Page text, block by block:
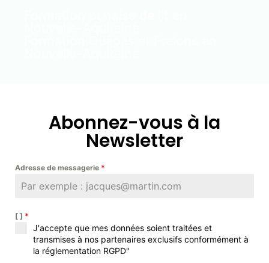
Abonnez-vous à la
Newsletter
Adresse de messagerie *
[ ] *
J'accepte que mes données soient traitées et
transmises à nos partenaires exclusifs conformément à
la réglementation RGPD"